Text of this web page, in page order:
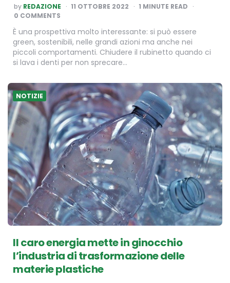
POSTED
BY
by REDAZIONE 11 OTTOBRE 2022 1 MINUTE READ
0 COMMENTS
È una prospettiva molto interessante: si può essere
green, sostenibili, nelle grandi azioni ma anche nei
piccoli comportamenti. Chiudere il rubinetto quando ci
si lava i denti per non sprecare…
NOTIZIE
Il caro energia mette in ginocchio
l’industria di trasformazione delle
materie plastiche